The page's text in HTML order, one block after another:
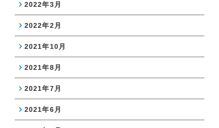
2022年3月
2022年2月
2021年10月
2021年8月
2021年7月
2021年6月